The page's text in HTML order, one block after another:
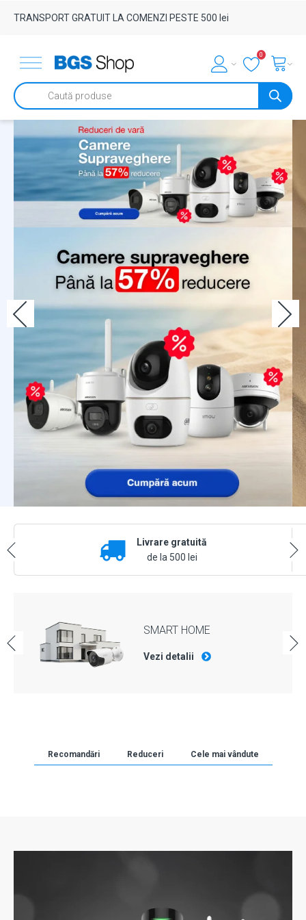
TRANSPORT GRATUIT LA COMENZI PESTE 500 lei
0
Products
search
Livrare gratuită
de la 500 lei
SMART HOME
Vezi detalii
Recomandări Reduceri Cele mai vândute